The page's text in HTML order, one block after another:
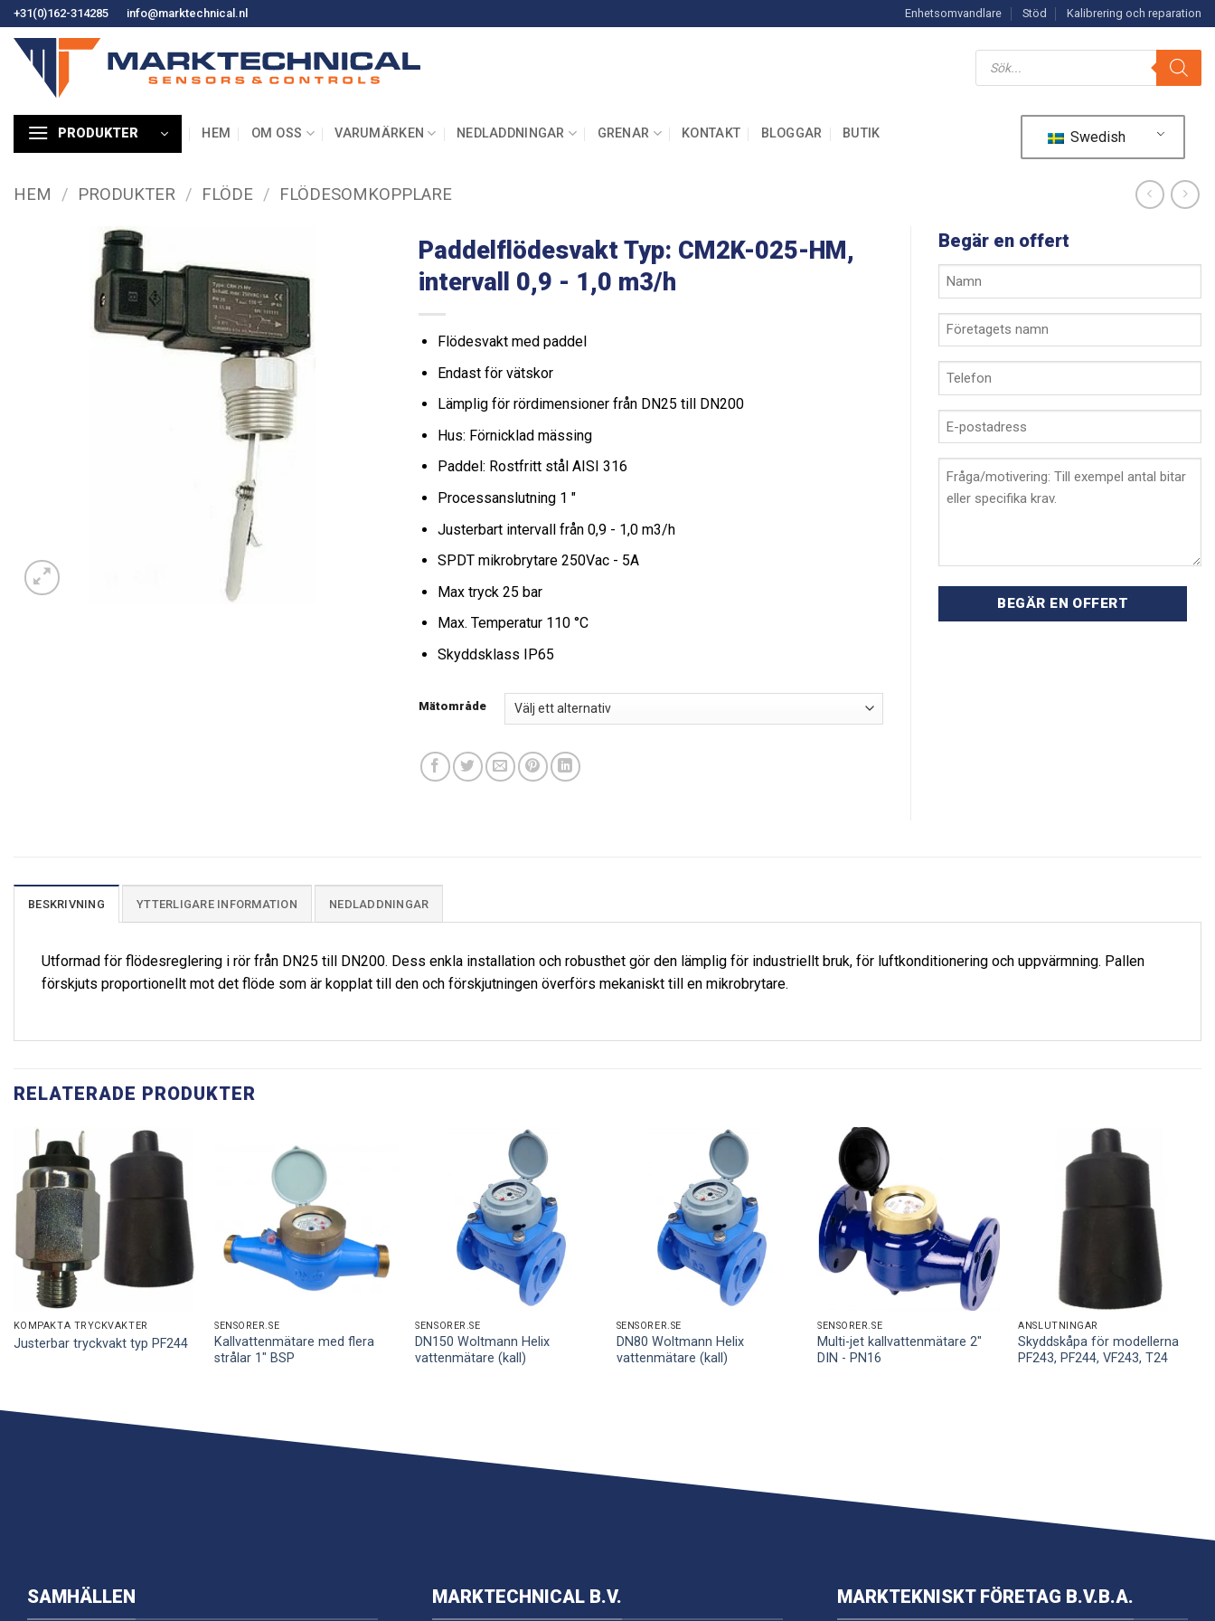
Hoppa
till
innehåll
+31(0)162-314285 info@marktechnical.nl Enhetsomvandlare Stöd Kalibrering och reparation
Produktsökning
PRODUKTER HEM OM OSS VARUMÄRKEN NEDLADDNINGAR GRENAR KONTAKT BLOGGAR BUTIK Swedish
HEM / PRODUKTER / FLÖDE / FLÖDESOMKOPPLARE
Paddelflödesvakt Typ: CM2K-025-HM,
intervall 0,9 - 1,0 m3/h
Flödesvakt med paddel
Endast för vätskor
Lämplig för rördimensioner från DN25 till DN200
Hus: Förnicklad mässing
Paddel: Rostfritt stål AISI 316
Processanslutning 1 ″
Justerbart intervall från 0,9 - 1,0 m3/h
SPDT mikrobrytare 250Vac - 5A
Max tryck 25 bar
Max. Temperatur 110 °C
Skyddsklass IP65
Mätområde
Begär en offert
Ditt
namn
Företagets
namn
Telefon
*
E-
postadress
Fråga/förklaring
BESKRIVNING YTTERLIGARE INFORMATION NEDLADDNINGAR
Utformad för flödesreglering i rör från DN25 till DN200. Dess enkla installation och robusthet gör den lämplig för industriellt bruk, för luftkonditionering och uppvärmning. Pallen
förskjuts proportionellt mot det flöde som är kopplat till den och förskjutningen överförs mekaniskt till en mikrobrytare.
RELATERADE PRODUKTER
KOMPAKTA TRYCKVAKTER
Justerbar tryckvakt typ PF244
SENSORER.SE
Kallvattenmätare med flera
strålar 1″ BSP
SENSORER.SE
DN150 Woltmann Helix
vattenmätare (kall)
SENSORER.SE
DN80 Woltmann Helix
vattenmätare (kall)
SENSORER.SE
Multi-jet kallvattenmätare 2″
DIN - PN16
ANSLUTNINGAR
Skyddskåpa för modellerna
PF243, PF244, VF243, T24
SAMHÄLLEN MARKTECHNICAL B.V. MARKTEKNISKT FÖRETAG B.V.B.A.